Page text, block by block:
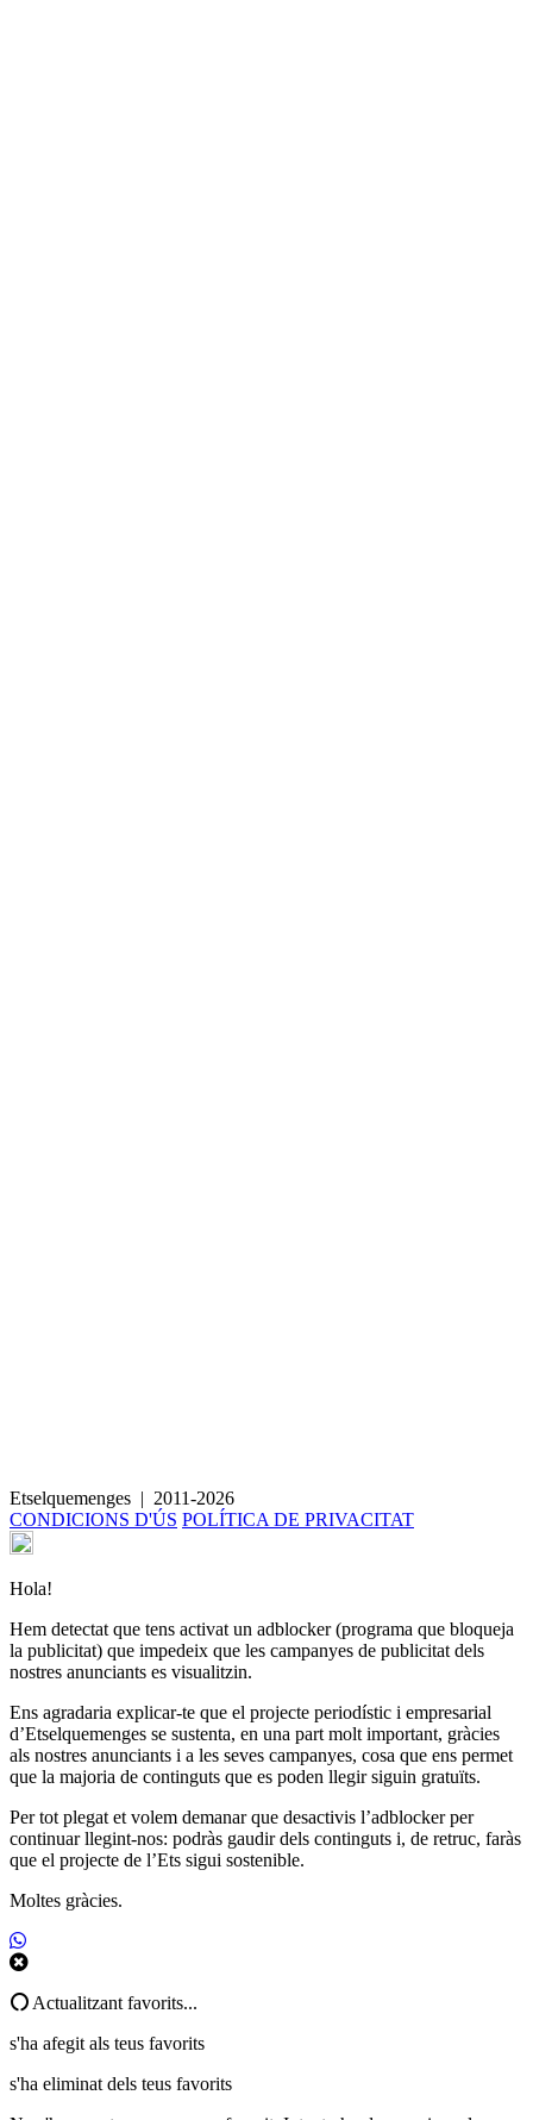
Etselquemenges
2011-2026
CONDICIONS D'ÚS POLÍTICA DE PRIVACITAT
Hola!
Hem detectat que tens activat un adblocker (programa que bloqueja
la publicitat) que impedeix que les campanyes de publicitat dels
nostres anunciants es visualitzin.
Ens agradaria explicar-te que el projecte periodístic i empresarial
d’Etselquemenges se sustenta, en una part molt important, gràcies
als nostres anunciants i a les seves campanyes, cosa que ens permet
que la majoria de continguts que es poden llegir siguin gratuïts.
Per tot plegat et volem demanar que desactivis l’adblocker per
continuar llegint-nos: podràs gaudir dels continguts i, de retruc, faràs
que el projecte de l’Ets sigui sostenible.
Moltes gràcies.
Actualitzant favorits...
s'ha afegit als teus favorits
s'ha eliminat dels teus favorits